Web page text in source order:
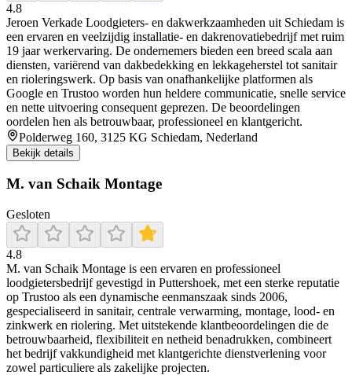
4.8
Jeroen Verkade Loodgieters‑ en dakwerkzaamheden uit Schiedam is
een ervaren en veelzijdig installatie- en dakrenovatiebedrijf met ruim
19 jaar werkervaring. De ondernemers bieden een breed scala aan
diensten, variërend van dakbedekking en lekkageherstel tot sanitair
en rioleringswerk. Op basis van onafhankelijke platformen als
Google en Trustoo worden hun heldere communicatie, snelle service
en nette uitvoering consequent geprezen. De beoordelingen
oordelen hen als betrouwbaar, professioneel en klantgericht.
Polderweg 160, 3125 KG Schiedam, Nederland
Bekijk details
M. van Schaik Montage
Gesloten
4.8
M. van Schaik Montage is een ervaren en professioneel
loodgietersbedrijf gevestigd in Puttershoek, met een sterke reputatie
op Trustoo als een dynamische eenmanszaak sinds 2006,
gespecialiseerd in sanitair, centrale verwarming, montage, lood- en
zinkwerk en riolering. Met uitstekende klantbeoordelingen die de
betrouwbaarheid, flexibiliteit en netheid benadrukken, combineert
het bedrijf vakkundigheid met klantgerichte dienstverlening voor
zowel particuliere als zakelijke projecten.